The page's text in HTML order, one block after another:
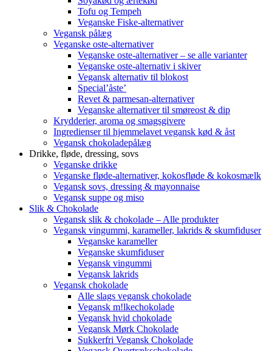
Tofu og Tempeh
Veganske Fiske-alternativer
Vegansk pålæg
Veganske oste-alternativer
Veganske oste-alternativer – se alle varianter
Veganske oste-alternativ i skiver
Vegansk alternativ til blokost
Special’åste’
Revet & parmesan-alternativer
Veganske alternativer til smøreost & dip
Krydderier, aroma og smagsgivere
Ingredienser til hjemmelavet vegansk kød & åst
Vegansk chokoladepålæg
Drikke, fløde, dressing, sovs
Veganske drikke
Veganske fløde-alternativer, kokosfløde & kokosmælk
Vegansk sovs, dressing & mayonnaise
Vegansk suppe og miso
Slik & Chokolade
Vegansk slik & chokolade – Alle produkter
Vegansk vingummi, karameller, lakrids & skumfiduser
Veganske karameller
Veganske skumfiduser
Vegansk vingummi
Vegansk lakrids
Vegansk chokolade
Alle slags vegansk chokolade
Vegansk m!lkechokolade
Vegansk hvid chokolade
Vegansk Mørk Chokolade
Sukkerfri Vegansk Chokolade